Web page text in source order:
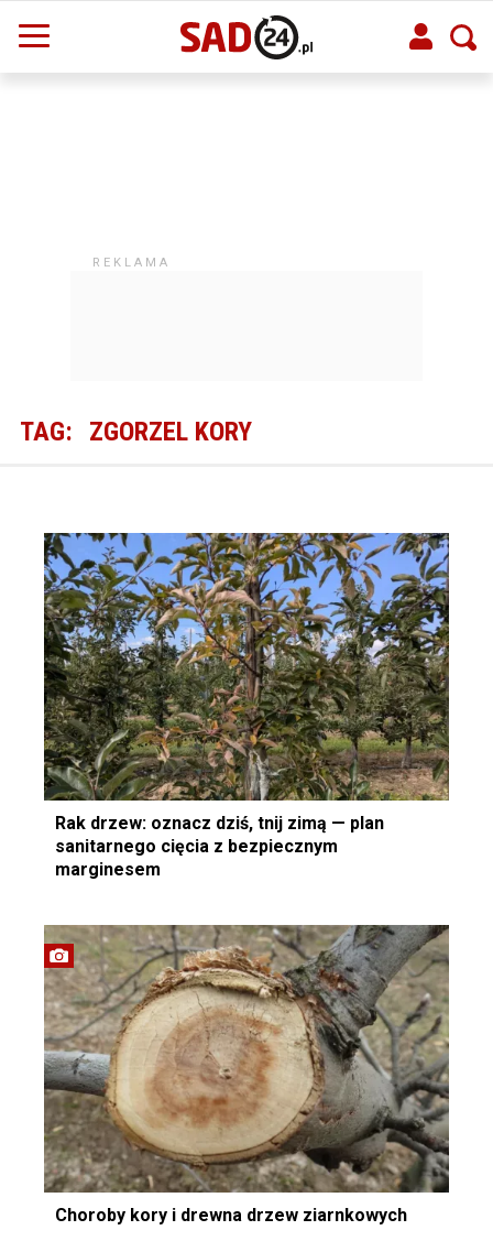
TAG: ZGORZEL KORY
Rak drzew: oznacz dziś, tnij zimą — plan
sanitarnego cięcia z bezpiecznym
marginesem
Choroby kory i drewna drzew ziarnkowych